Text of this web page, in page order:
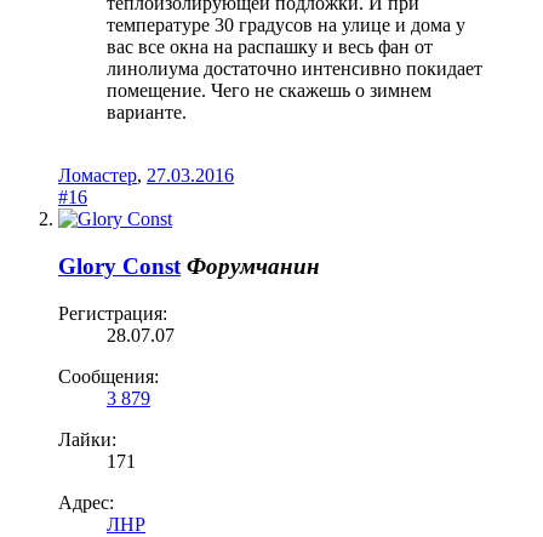
температуре 30 градусов на улице и дома у
вас все окна на распашку и весь фан от
линолиума достаточно интенсивно покидает
помещение. Чего не скажешь о зимнем
варианте.
Ломастер, 27.03.2016
#16
Glory Const Форумчанин
Регистрация:
28.07.07
Сообщения:
3 879
Лайки:
171
Адрес:
ЛНР